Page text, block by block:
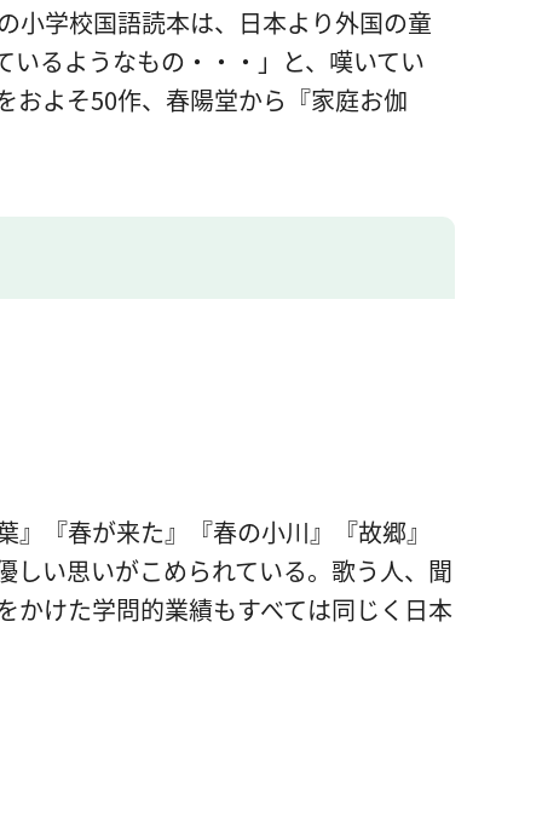
小学校国語読本は、日本より外国の童
るようなもの・・・」と、嘆いてい
およそ50作、春陽堂から『家庭お伽
『春が来た』『春の小川』『故郷』
しい思いがこめられている。歌う人、聞
かけた学問的業績もすべては同じく日本